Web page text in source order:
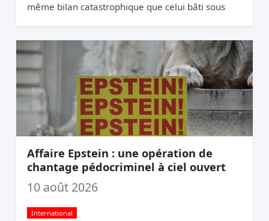
même bilan catastrophique que celui bâti sous
Affaire Epstein : une opération de
chantage pédocriminel à ciel ouvert
10 août 2026
International